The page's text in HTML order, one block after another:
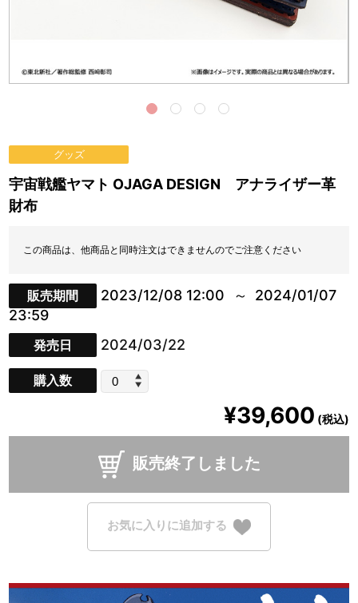
グッズ
宇宙戦艦ヤマト OJAGA DESIGN アナライザー革
財布
この商品は、他商品と同時注文はできませんのでご注意ください
販売期間 2023/12/08 12:00
2024/01/07
23:59
発売日 2024/03/22
購入数
¥39,600 (税込)
販売終了しました
お気に入りに追加する